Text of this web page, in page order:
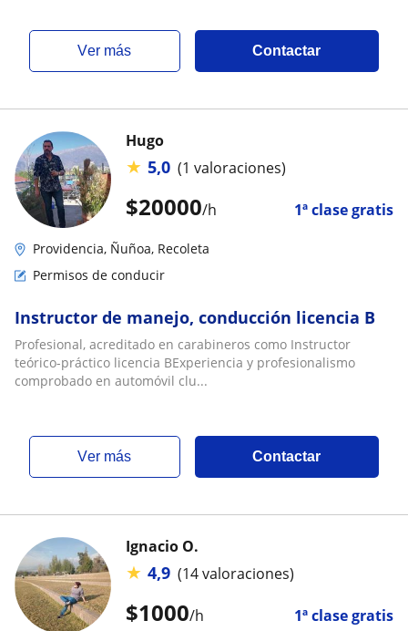
ver más Contactar
$20000/h 1ª clase gratis
Hugo
★ 5,0 (1 valoraciones)
Providencia, Ñuñoa, Recoleta
Permisos de conducir
Instructor de manejo, conducción licencia B
Profesional, acreditado en carabineros como Instructor
teórico-práctico licencia BExperiencia y profesionalismo
comprobado en automóvil clu...
ver más Contactar
$1000/h 1ª clase gratis
Ignacio O.
★ 4,9 (14 valoraciones)